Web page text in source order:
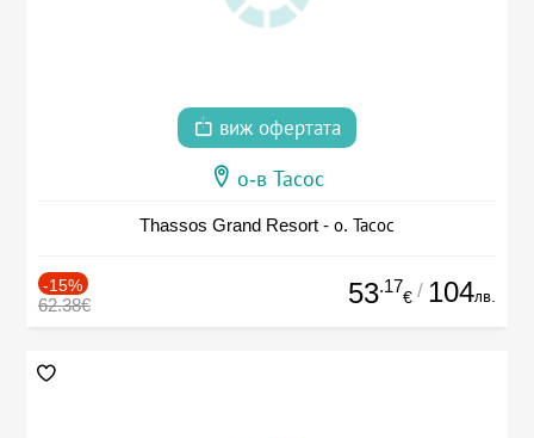
виж офертата
о-в Тасос
Thassos Grand Resort - о. Тасос
-15%
62.38€ 53.17
€ / 104лв.